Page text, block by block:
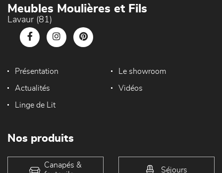
Meubles Moulières et Fils
Lavaur (81)
Présentation Le showroom
Actualités Vidéos
Linge de Lit
Nos produits
Canapés &
Séjours